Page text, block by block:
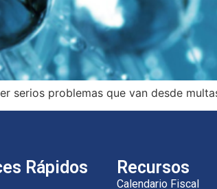
serios problemas que van desde
Rápidos Recursos
Calendario Fiscal